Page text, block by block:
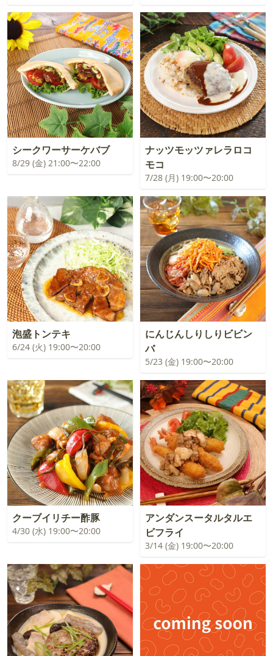
シークワーサーケバブ
8/29 (金) 21:00〜22:00
ナッツモッツァレラロコ
モコ
7/28 (月) 19:00〜20:00
泡盛トンテキ
6/24 (火) 19:00〜20:00
にんじんしりしりビビン
バ
5/23 (金) 19:00〜20:00
クーブイリチー酢豚
4/30 (水) 19:00〜20:00
アンダンスータルタルエ
ビフライ
3/14 (金) 19:00〜20:00